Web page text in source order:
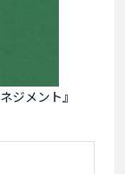
ジメント』